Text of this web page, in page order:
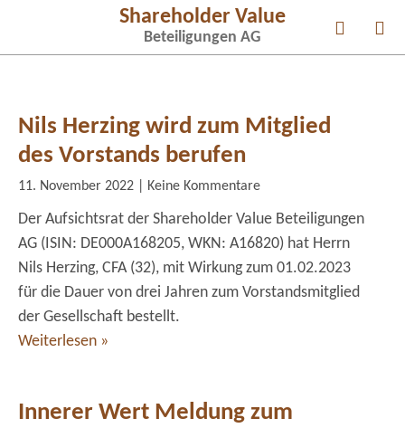
Shareholder Value
Beteiligungen AG
Nils Herzing wird zum Mitglied
des Vorstands berufen
11. November 2022 Keine Kommentare
Der Aufsichtsrat der Shareholder Value Beteiligungen
AG (ISIN: DE000A168205, WKN: A16820) hat Herrn
Nils Herzing, CFA (32), mit Wirkung zum 01.02.2023
für die Dauer von drei Jahren zum Vorstandsmitglied
der Gesellschaft bestellt.
Weiterlesen »
Innerer Wert Meldung zum